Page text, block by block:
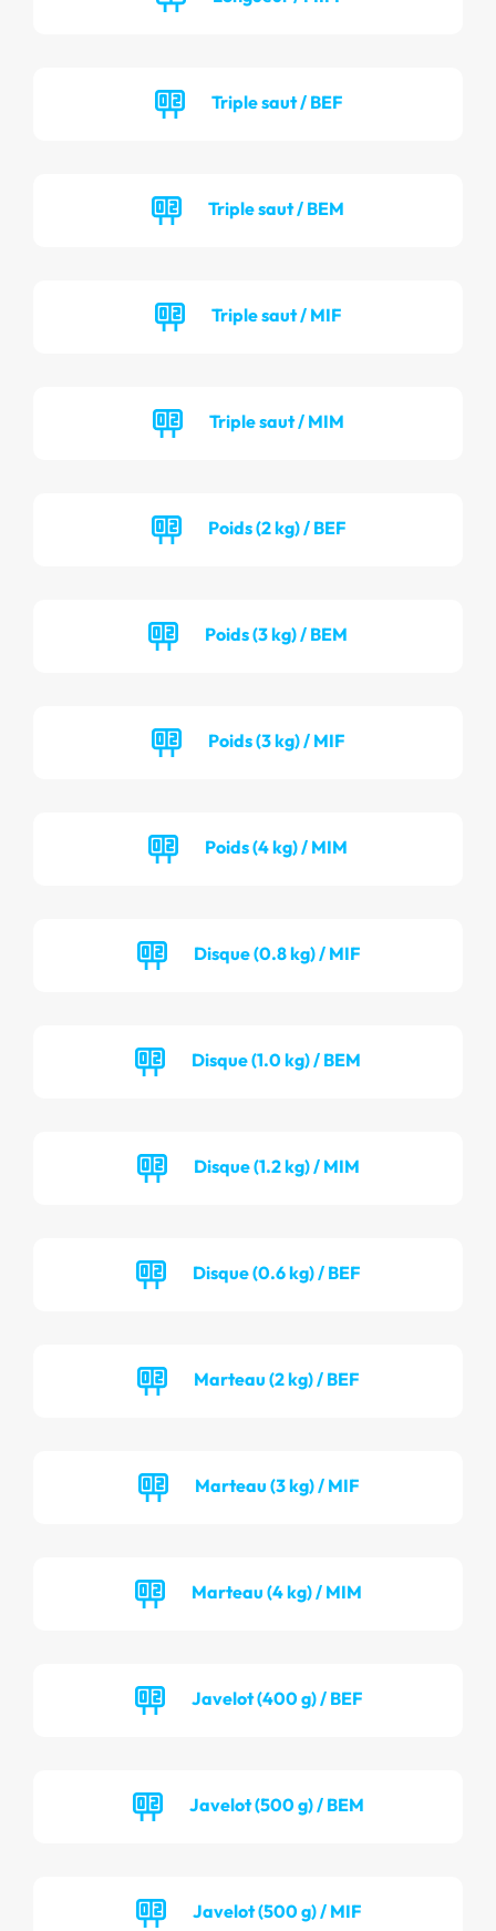
Triple saut / BEF
Triple saut / BEM
Triple saut / MIF
Triple saut / MIM
Poids (2 kg) / BEF
Poids (3 kg) / BEM
Poids (3 kg) / MIF
Poids (4 kg) / MIM
Disque (0.8 kg) / MIF
Disque (1.0 kg) / BEM
Disque (1.2 kg) / MIM
Disque (0.6 kg) / BEF
Marteau (2 kg) / BEF
Marteau (3 kg) / MIF
Marteau (4 kg) / MIM
Javelot (400 g) / BEF
Javelot (500 g) / BEM
Javelot (500 g) / MIF